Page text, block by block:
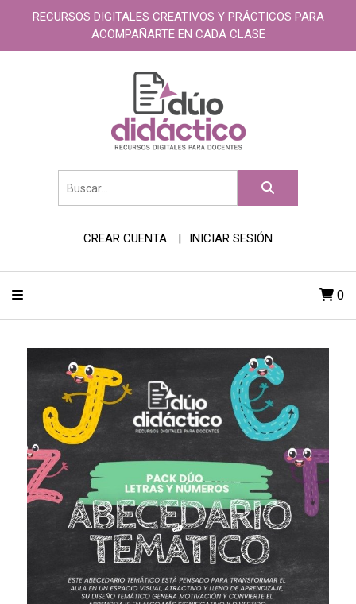
RECURSOS DIGITALES CREATIVOS Y PRÁCTICOS PARA
ACOMPAÑARTE EN CADA CLASE
CREAR CUENTA INICIAR SESIÓN
0